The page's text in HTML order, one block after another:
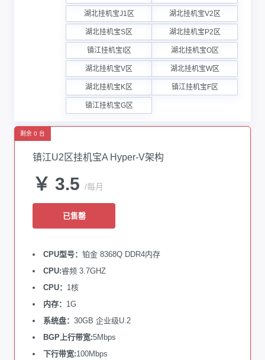
湖北挂机宝J1区 湖北挂机宝V2区
湖北挂机宝S区 湖北挂机宝P2区
镇江挂机宝I区 湖北挂机宝O区
湖北挂机宝V区 湖北挂机宝W区
湖北挂机宝K区 镇江挂机宝F区
镇江挂机宝G区
剩余 0 台
镇江U2区挂机宝A Hyper-V架构
￥ 3.5 /每月
已售罄
CPU型号： 铂金 8368Q DDR4内存
CPU:睿频 3.7GHZ
CPU： 1核
内存： 1G
系统盘： 30GB 企业级U.2
BGP上行带宽:5Mbps
下行带宽:100Mbps